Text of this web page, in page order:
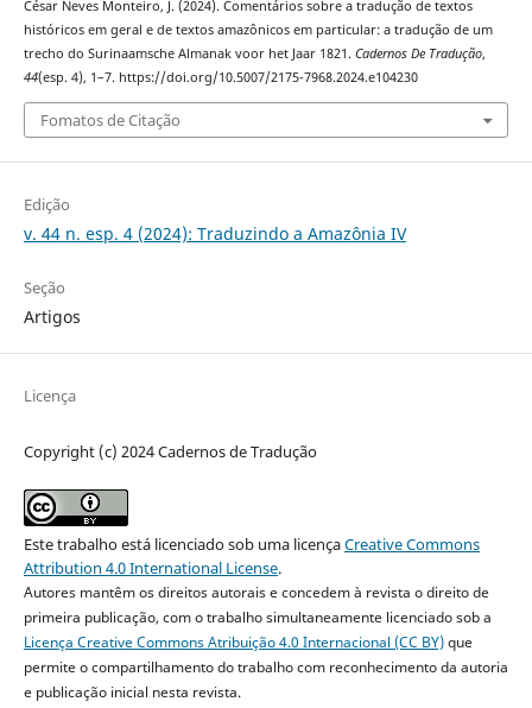
César Neves Monteiro, J. (2024). Comentários sobre a tradução de textos
históricos em geral e de textos amazônicos em particular: a tradução de um
trecho do Surinaamsche Almanak voor het Jaar 1821. Cadernos De Tradução,
44(esp. 4), 1–7. https://doi.org/10.5007/2175-7968.2024.e104230
Fomatos de Citação
Edição
v. 44 n. esp. 4 (2024): Traduzindo a Amazônia IV
Seção
Artigos
Licença
Copyright (c) 2024 Cadernos de Tradução
Este trabalho está licenciado sob uma licençaCreative Commons
Attribution 4.0 International License.
Autores mantêm os direitos autorais e concedem à revista o direito de
primeira publicação, com o trabalho simultaneamente licenciado sob a
Licença Creative Commons Atribuição 4.0 Internacional (CC BY)que
permite o compartilhamento do trabalho com reconhecimento da autoria
e publicação inicial nesta revista.